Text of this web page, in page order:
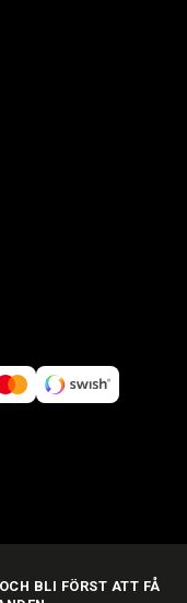
BLI FÖRST ATT FÅ